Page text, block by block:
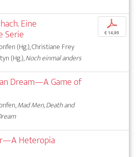
Eine
Serie
(Hg.), Christiane Frey
(Hg.),Noch einmal anders
p
€ 14,95
Dream—A Game of
Mad Men, Death and
Heteropia